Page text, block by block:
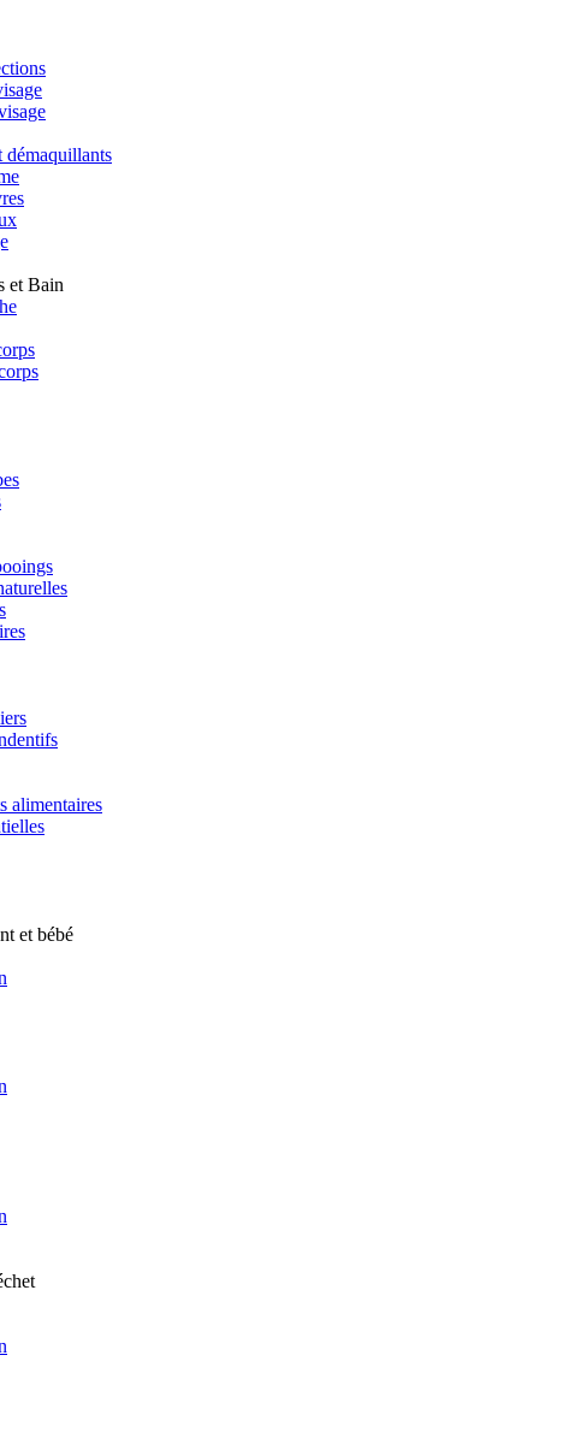
démaquillants
et Bain
alimentaires
et bébé